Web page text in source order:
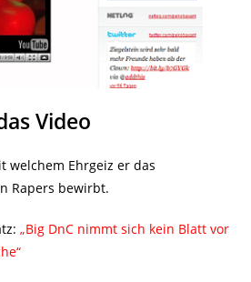
Video
welchem Ehrgeiz er das
Rapers bewirbt.
„Big DnC nimmt sich kein Blatt vor